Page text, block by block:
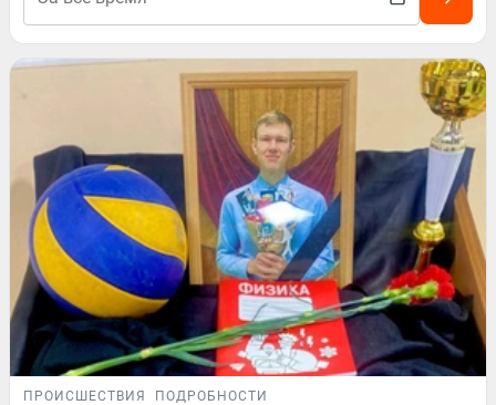
ПРОИСШЕСТВИЯ ПОДРОБНОСТИ